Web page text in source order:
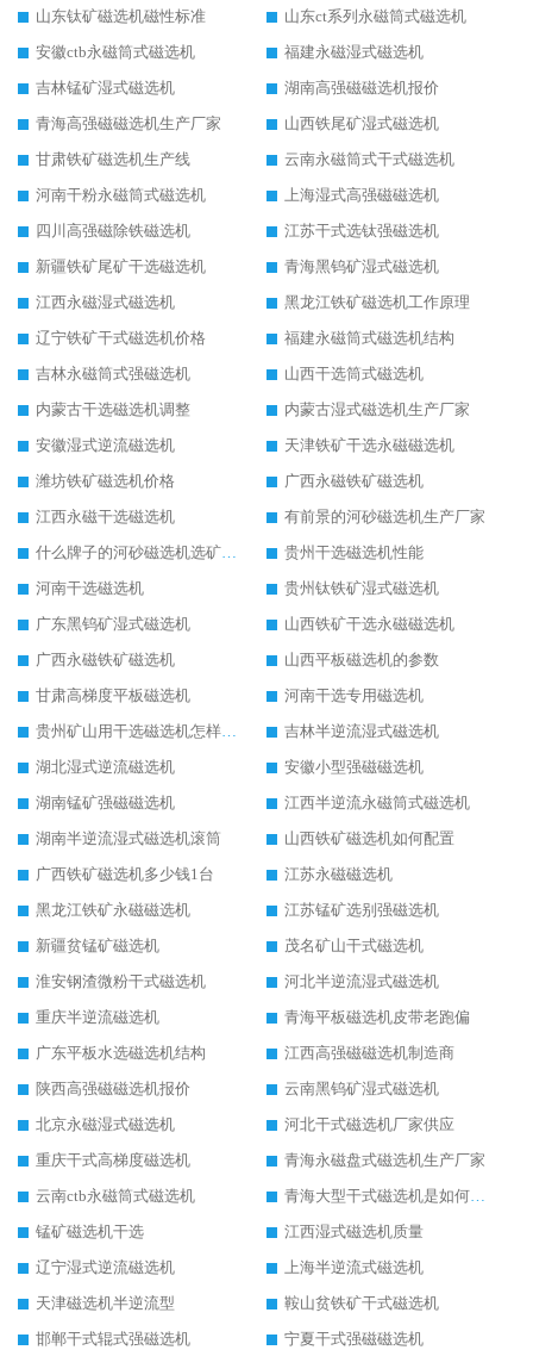
山东钛矿磁选机磁性标准
山东ct系列永磁筒式磁选机
安徽ctb永磁筒式磁选机
福建永磁湿式磁选机
吉林锰矿湿式磁选机
湖南高强磁磁选机报价
青海高强磁磁选机生产厂家
山西铁尾矿湿式磁选机
甘肃铁矿磁选机生产线
云南永磁筒式干式磁选机
河南干粉永磁筒式磁选机
上海湿式高强磁磁选机
四川高强磁除铁磁选机
江苏干式选钛强磁选机
新疆铁矿尾矿干选磁选机
青海黑钨矿湿式磁选机
江西永磁湿式磁选机
黑龙江铁矿磁选机工作原理
辽宁铁矿干式磁选机价格
福建永磁筒式磁选机结构
吉林永磁筒式强磁选机
山西干选筒式磁选机
内蒙古干选磁选机调整
内蒙古湿式磁选机生产厂家
安徽湿式逆流磁选机
天津铁矿干选永磁磁选机
潍坊铁矿磁选机价格
广西永磁铁矿磁选机
江西永磁干选磁选机
有前景的河砂磁选机生产厂家
什么牌子的河砂磁选机选矿效果好
贵州干选磁选机性能
河南干选磁选机
贵州钛铁矿湿式磁选机
广东黑钨矿湿式磁选机
山西铁矿干选永磁磁选机
广西永磁铁矿磁选机
山西平板磁选机的参数
甘肃高梯度平板磁选机
河南干选专用磁选机
贵州矿山用干选磁选机怎样调磁
吉林半逆流湿式磁选机
湖北湿式逆流磁选机
安徽小型强磁磁选机
湖南锰矿强磁磁选机
江西半逆流永磁筒式磁选机
湖南半逆流湿式磁选机滚筒
山西铁矿磁选机如何配置
广西铁矿磁选机多少钱1台
江苏永磁磁选机
黑龙江铁矿永磁磁选机
江苏锰矿选别强磁选机
新疆贫锰矿磁选机
茂名矿山干式磁选机
淮安钢渣微粉干式磁选机
河北半逆流湿式磁选机
重庆半逆流磁选机
青海平板磁选机皮带老跑偏
广东平板水选磁选机结构
江西高强磁磁选机制造商
陕西高强磁磁选机报价
云南黑钨矿湿式磁选机
北京永磁湿式磁选机
河北干式磁选机厂家供应
重庆干式高梯度磁选机
青海永磁盘式磁选机生产厂家
云南ctb永磁筒式磁选机
青海大型干式磁选机是如何选矿的
锰矿磁选机干选
江西湿式磁选机质量
辽宁湿式逆流磁选机
上海半逆流式磁选机
天津磁选机半逆流型
鞍山贫铁矿干式磁选机
邯郸干式辊式强磁选机
宁夏干式强磁磁选机